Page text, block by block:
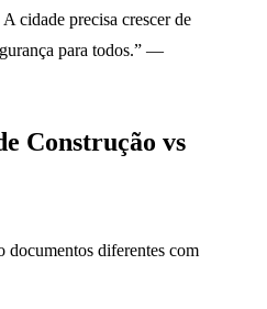
cidade precisa crescer de
para todos.” —
Construção vs
documentos diferentes com